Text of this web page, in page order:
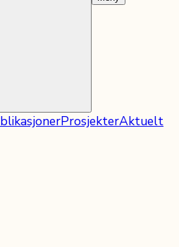
ProsjekterAktuelt